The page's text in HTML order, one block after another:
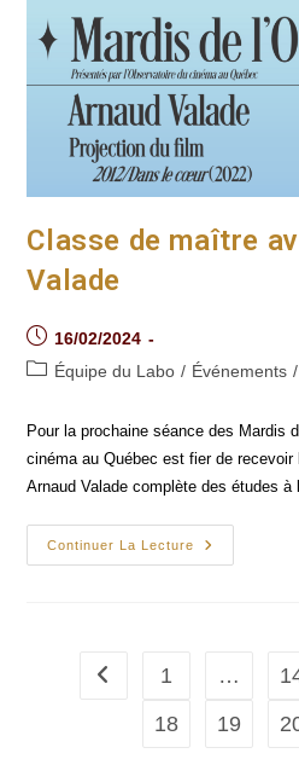
Classe de maître
Valade
Post
published:
16/02/2024
PostÉquipe du Labo / Événements /
Pour la prochaine séance des Mardis
cinéma au Québec est fier de recevoir
Arnaud Valade complète des études
Continuer La Lecture
Classe
De
Go to the previous page
1 …
18
19